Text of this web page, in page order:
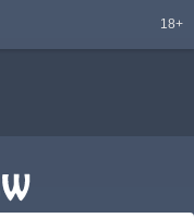
18+